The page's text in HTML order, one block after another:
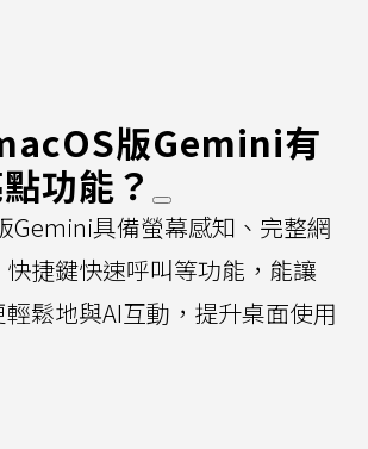
版Gemini有
功能？
Gemini具備螢幕感知、完整網
捷鍵快速呼叫等功能，能讓
鬆地與AI互動，提升桌面使用